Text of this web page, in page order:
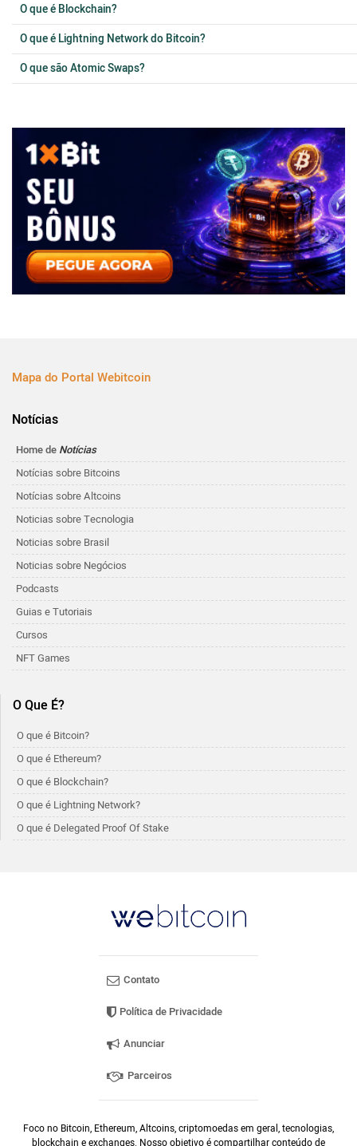
O que é Blockchain?
O que é Lightning Network do Bitcoin?
O que são Atomic Swaps?
Mapa do Portal Webitcoin
Notícias
Home de Notícias
Notícias sobre Bitcoins
Notícias sobre Altcoins
Noticias sobre Tecnologia
Noticias sobre Brasil
Noticias sobre Negócios
Podcasts
Guias e Tutoriais
Cursos
NFT Games
O Que É?
O que é Bitcoin?
O que é Ethereum?
O que é Blockchain?
O que é Lightning Network?
O que é Delegated Proof Of Stake
Contato
Política de Privacidade
Anunciar
Parceiros
Foco no Bitcoin, Ethereum, Altcoins, criptomoedas em geral, tecnologias,
blockchain e exchanges. Nosso objetivo é compartilhar conteúdo de